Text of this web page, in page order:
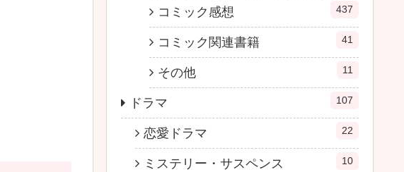
コミック感想 437
コミック関連書籍 41
その他 11
ドラマ 107
恋愛ドラマ 22
ミステリー・サスペンス 10